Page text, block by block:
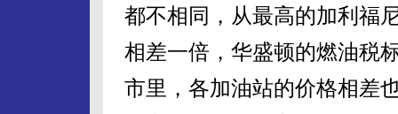
都不相同，从最高的加利福
相差一倍，华盛顿的燃油税
市里，各加油站的价格相差